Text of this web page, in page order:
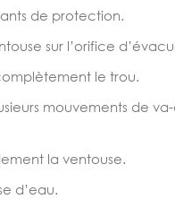
de protection.
sur l’orifice
le trou.
mouvements de
la ventouse.
d’eau.